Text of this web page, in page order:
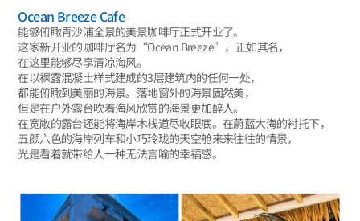
Ocean Breeze Cafe
能够俯瞰青沙浦全景的美景咖啡厅正式开业了。
这家新开业的咖啡厅名为“Ocean Breeze”，正如其名，
在这里能够尽享清凉海风。
在以裸露混凝土样式建成的3层建筑内的任何一处，
都能俯瞰到美丽的海景。落地窗外的海景固然美，
但是在户外露台吹着海风欣赏的海景更加醉人。
在宽敞的露台还能将海岸木栈道尽收眼底。在蔚蓝大海的衬托下，
五颜六色的海岸列车和小巧玲珑的天空舱来来往往的情景，
光是看着就带给人一种无法言喻的幸福感。